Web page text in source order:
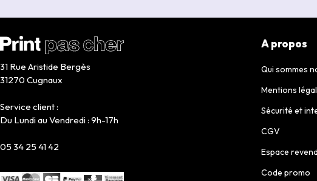
31 Rue Aristide Bergès
31270 Cugnaux
Service client :
Du Lundi au Vendredi : 9h-17h
05 34 25 41 42
A propos
Qui sommes
Mentions
Sécurité et
CGV
Espace
Code promo